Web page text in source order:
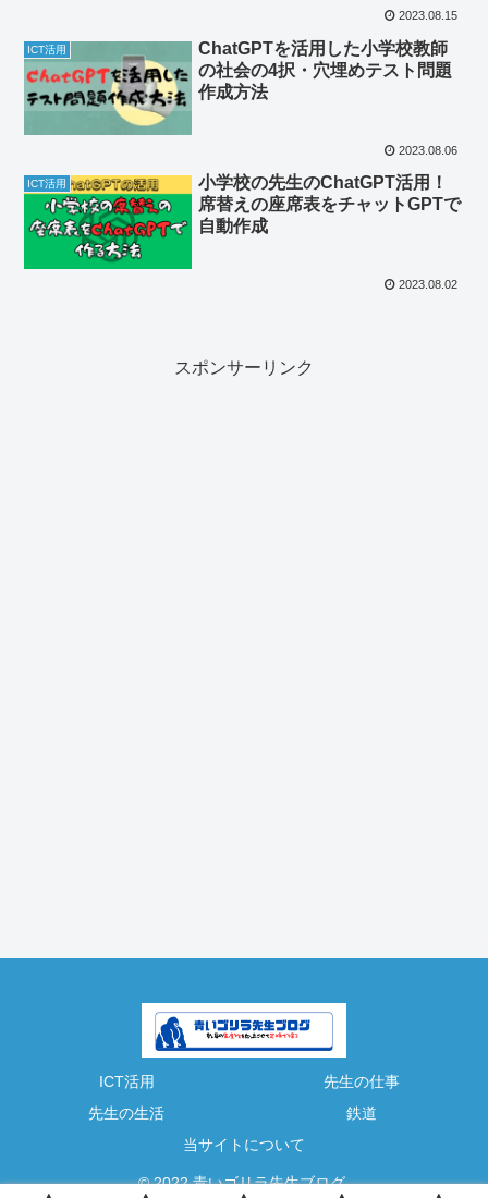
2023.08.15
ICT活用
ChatGPTを活用した小学校教師
の社会の4択・穴埋めテスト問題
作成方法
2023.08.06
ICT活用
小学校の先生のChatGPT活用！
席替えの座席表をチャットGPTで
自動作成
2023.08.02
スポンサーリンク
ICT活用
先生の仕事
先生の生活
鉄道
当サイトについて
© 2022 青いゴリラ先生ブログ.